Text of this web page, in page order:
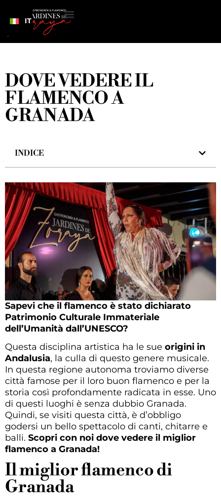
IT
DOVE VEDERE IL
FLAMENCO A
GRANADA
INDICE
Sapevi che il flamenco è stato dichiarato
Patrimonio Culturale Immateriale
dell’Umanità dall’UNESCO?
Questa disciplina artistica ha le sue origini in
Andalusia, la culla di questo genere musicale.
In questa regione autonoma troviamo diverse
città famose per il loro buon flamenco e per la
storia così profondamente radicata in esse. Uno
di questi luoghi è senza dubbio Granada.
Quindi, se visiti questa città, è d’obbligo
godersi un bello spettacolo di canti, chitarre e
balli. Scopri con noi dove vedere il miglior
flamenco a Granada!
Il miglior flamenco di
Granada